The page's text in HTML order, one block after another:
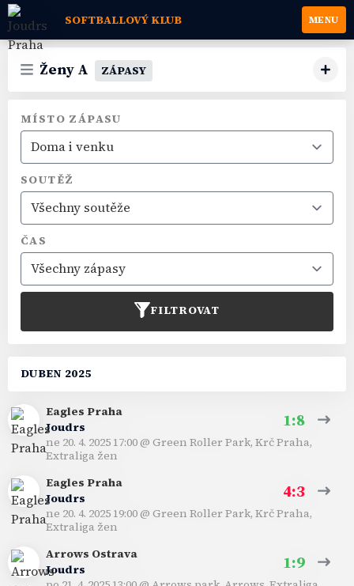
SOFTBALLOVÝ KLUB MENU
Ženy A ZÁPASY
MÍSTO ZÁPASU
SOUTĚŽ
ČAS
FILTROVAT
DUBEN 2025
Eagles Praha
Joudrs
1:8
ne 20. 4. 2025 17:00 @ Green Roller Park, Krč Praha,
Extraliga žen
Eagles Praha
Joudrs
4:3
ne 20. 4. 2025 19:00 @ Green Roller Park, Krč Praha,
Extraliga žen
Arrows Ostrava
Joudrs
1:9